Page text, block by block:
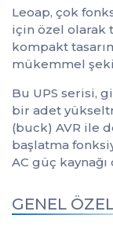
Leoap, çok
için özel olarak
kompakt
mükemmel
Bu UPS serisi,
bir adet
(buck) AVR ile
başlatma
AC güç kaynağı
GENEL